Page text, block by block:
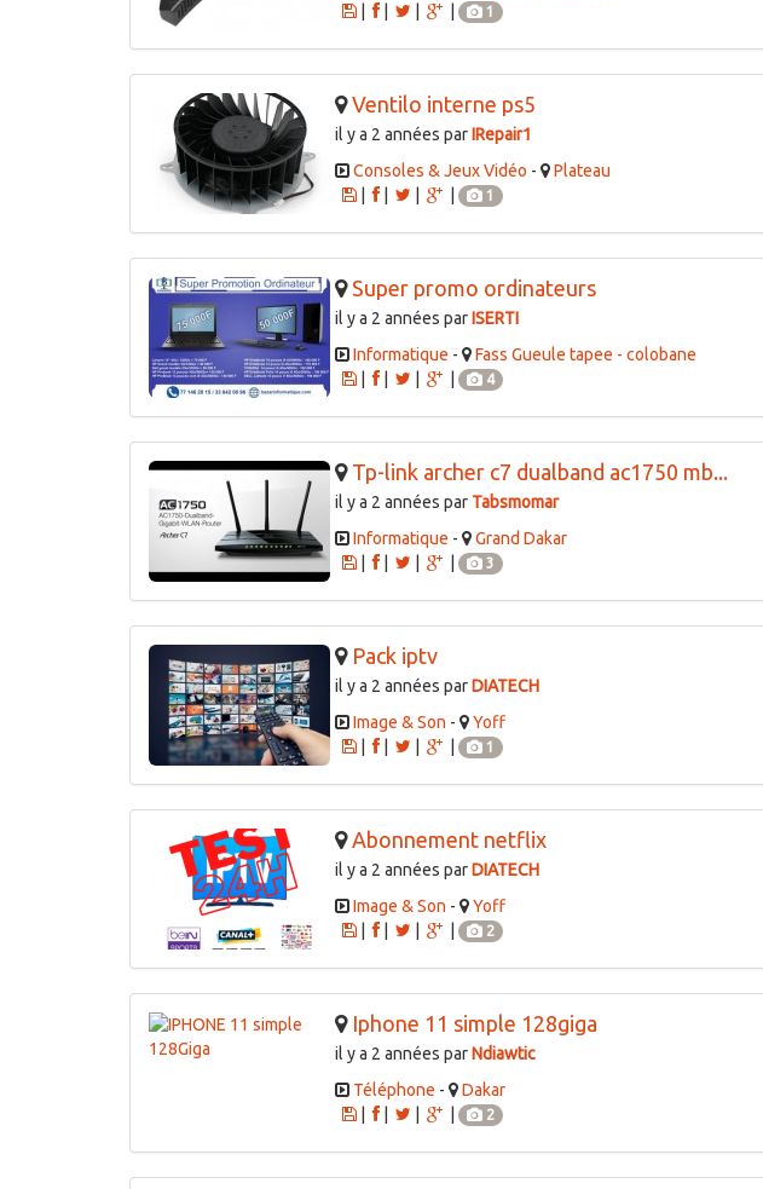
|
1
Ventilo interne ps5
il y a 2 années parIRepair1
Consoles & Jeux Vidéo -
Plateau
|
1
Super promo ordinateurs
il y a 2 années parISERTI
Informatique -
Fass Gueule tapee - colobane
|
4
Tp-link archer c7 dualband ac1750 mb...
il y a 2 années par Tabsmomar
Informatique -
Grand Dakar
|
3
Pack iptv
il y a 2 années parDIATECH
Image & Son -
Yoff
|
1
Abonnement netflix
il y a 2 années parDIATECH
Image & Son -
Yoff
|
2
Iphone 11 simple 128giga
il y a 2 années parNdiawtic
Téléphone -
Dakar
|
2